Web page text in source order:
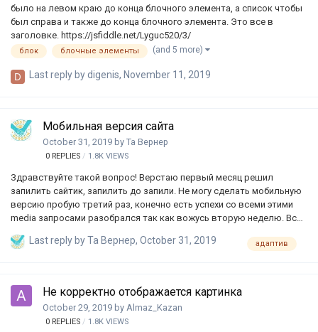
было на левом краю до конца блочного элемента, а список чтобы
был справа и также до конца блочного элемента. Это все в
заголовке. https://jsfiddle.net/Lyguc520/3/
Last reply bydigenis, November 11, 2019
блок блочные элементы (and 5 more)
Мобильная версия сайта
October 31, 2019 by Та Вернер
0 REPLIES 1.8K VIEWS
Здравствуйте такой вопрос! Верстаю первый месяц решил
запилить сайтик, запилить до запили. Не могу сделать мобильную
версию пробую третий раз, конечно есть успехи со всеми этими
media запросами разобрался так как вожусь вторую неделю. Все
нибудь может сказать может были такие у вас ошибки, но вот в
заливать на хостинг выскакивает вот такой треш? Сам сайт с
левой стороны, с правой стороны очень много свободного места,
хотелось бы узнать что я сделал не так, и как быть в сложившийся
ситуации? Искр…
Last reply byТа Вернер, October 31, 2019 адаптив
Не корректно отображается картинка
October 29, 2019 by Almaz_Kazan
0 REPLIES 1.8K VIEWS